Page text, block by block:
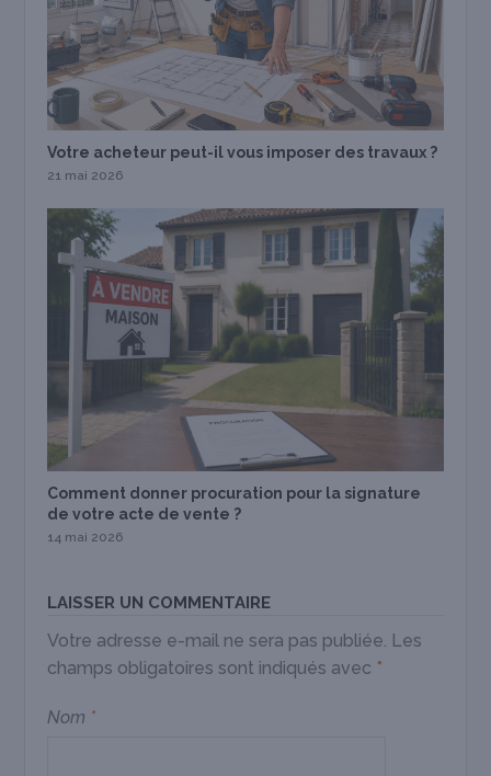
Votre acheteur peut-il vous imposer des travaux ?
21 mai 2026
Comment donner procuration pour la signature
de votre acte de vente ?
14 mai 2026
LAISSER UN COMMENTAIRE
Votre adresse e-mail ne sera pas publiée. Les
champs obligatoires sont indiqués avec *
Nom *